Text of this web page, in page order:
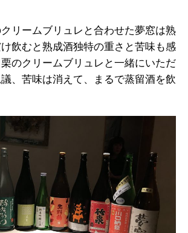
クリームブリュレと合わせた夢窓は熟
飲むと熟成酒独特の重さと苦味も感
のクリームブリュレと一緒にいただ
、苦味は消えて、まるで蒸留酒を飲